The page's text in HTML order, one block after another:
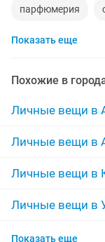
парфюмерия
толстовка
ходунки взрослые
ростовые куклы
духи мужские
Показать еще
Похожие в
Личные вещи в
Личные вещи в
Личные вещи в
Личные вещи в
Личные вещи в
Показать еще